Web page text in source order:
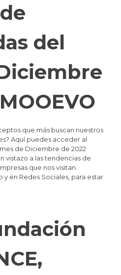
del
que más buscan nuestros
Aquí puedes acceder al
de Diciembre de 2022
vistazo a las tendencias de
que nos visitan.
y en Redes Sociales, para estar